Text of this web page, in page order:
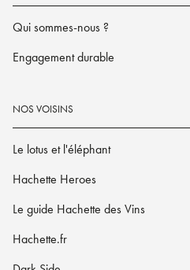
Qui sommes-nous ?
Engagement durable
NOS VOISINS
Le lotus et l'éléphant
Hachette Heroes
Le guide Hachette des Vins
Hachette.fr